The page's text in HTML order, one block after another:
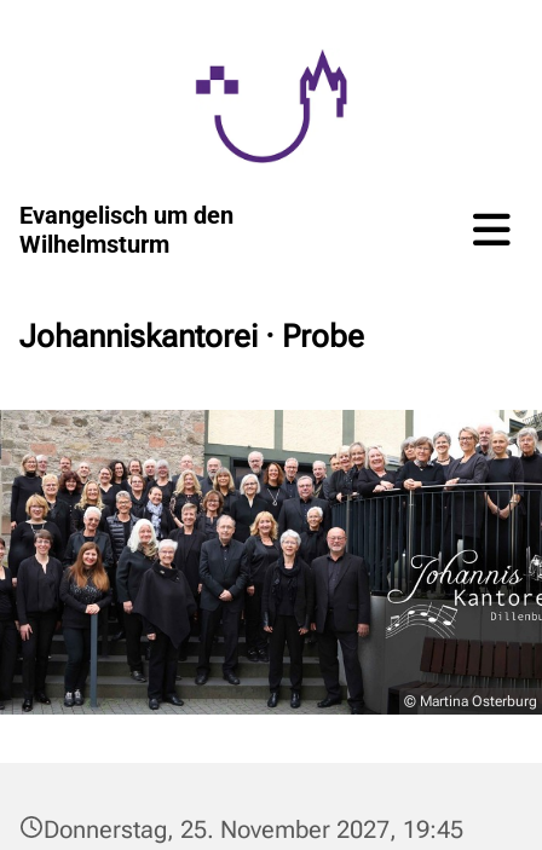
Evangelisch um den
Wilhelmsturm
Johanniskantorei · Probe
© Martina Osterburg
Donnerstag, 25. November 2027, 19:45